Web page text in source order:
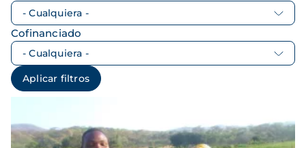
Cofinanciado